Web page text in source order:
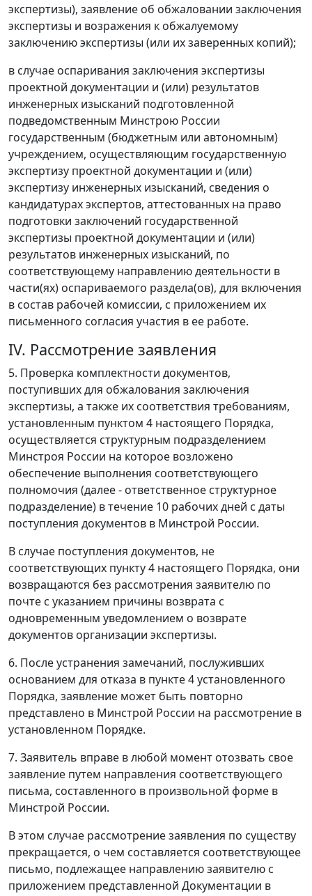
экспертизы), заявление об обжаловании заключения
экспертизы и возражения к обжалуемому
заключению экспертизы (или их заверенных копий);
в случае оспаривания заключения экспертизы
проектной документации и (или) результатов
инженерных изысканий подготовленной
подведомственным Минстрою России
государственным (бюджетным или автономным)
учреждением, осуществляющим государственную
экспертизу проектной документации и (или)
экспертизу инженерных изысканий, сведения о
кандидатурах экспертов, аттестованных на право
подготовки заключений государственной
экспертизы проектной документации и (или)
результатов инженерных изысканий, по
соответствующему направлению деятельности в
части(ях) оспариваемого раздела(ов), для включения
в состав рабочей комиссии, с приложением их
письменного согласия участия в ее работе.
IV. Рассмотрение заявления
5. Проверка комплектности документов,
поступивших для обжалования заключения
экспертизы, а также их соответствия требованиям,
установленным пунктом 4 настоящего Порядка,
осуществляется структурным подразделением
Минстроя России на которое возложено
обеспечение выполнения соответствующего
полномочия (далее - ответственное структурное
подразделение) в течение 10 рабочих дней с даты
поступления документов в Минстрой России.
В случае поступления документов, не
соответствующих пункту 4 настоящего Порядка, они
возвращаются без рассмотрения заявителю по
почте с указанием причины возврата с
одновременным уведомлением о возврате
документов организации экспертизы.
6. После устранения замечаний, послуживших
основанием для отказа в пункте 4 установленного
Порядка, заявление может быть повторно
представлено в Минстрой России на рассмотрение в
установленном Порядке.
7. Заявитель вправе в любой момент отозвать свое
заявление путем направления соответствующего
письма, составленного в произвольной форме в
Минстрой России.
В этом случае рассмотрение заявления по существу
прекращается, о чем составляется соответствующее
письмо, подлежащее направлению заявителю с
приложением представленной Документации в